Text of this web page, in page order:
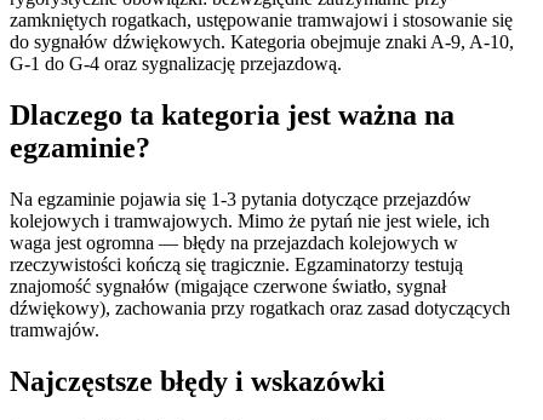
zamkniętych rogatkach, ustępowanie tramwajowi i stosowanie się
do sygnałów dźwiękowych. Kategoria obejmuje znaki A-9, A-10,
G-1 do G-4 oraz sygnalizację przejazdową.
Dlaczego ta kategoria jest ważna na
egzaminie?
Na egzaminie pojawia się 1-3 pytania dotyczące przejazdów
kolejowych i tramwajowych. Mimo że pytań nie jest wiele, ich
waga jest ogromna — błędy na przejazdach kolejowych w
rzeczywistości kończą się tragicznie. Egzaminatorzy testują
znajomość sygnałów (migające czerwone światło, sygnał
dźwiękowy), zachowania przy rogatkach oraz zasad dotyczących
tramwajów.
Najczęstsze błędy i wskazówki